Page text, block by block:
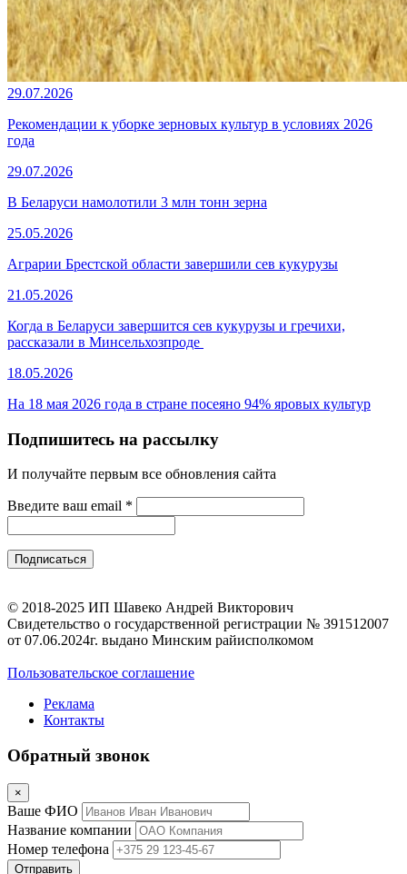
29.07.2026
Рекомендации к уборке зерновых культур в условиях 2026
года
29.07.2026
В Беларуси намолотили 3 млн тонн зерна
25.05.2026
Аграрии Брестской области завершили сев кукурузы
21.05.2026
Когда в Беларуси завершится сев кукурузы и гречихи,
рассказали в Минсельхозпроде
18.05.2026
На 18 мая 2026 года в стране посеяно 94% яровых культур
Подпишитесь на рассылку
И получайте первым все обновления сайта
Введите ваш email *
© 2018-2025 ИП Шавеко Андрей Викторович
Свидетельство о государственной регистрации № 391512007
от 07.06.2024г. выдано Минским райисполкомом
Пользовательское соглашение
Реклама
Контакты
Обратный звонок
×
Ваше ФИО
Название компании
Номер телефона